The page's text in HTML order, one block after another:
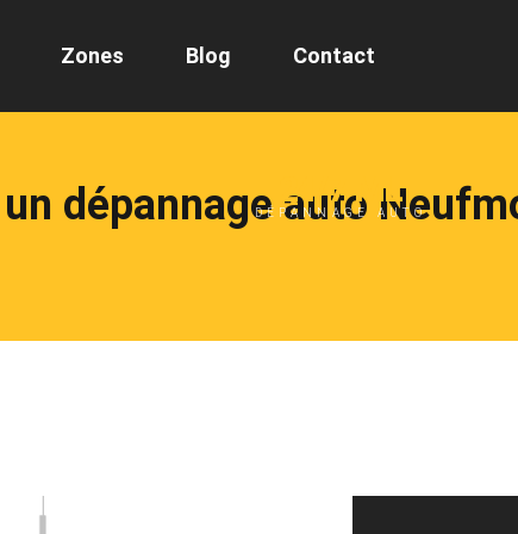
24/7 ML
DÉPANNAGE AUTO
Zones Blog Contact
dépannage auto